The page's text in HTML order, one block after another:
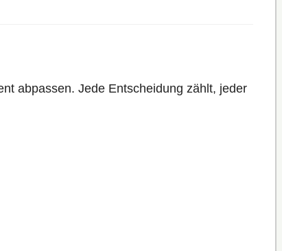
abpassen. Jede Entscheidung zählt, jeder